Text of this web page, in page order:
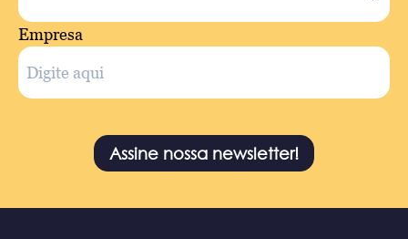
Empresa
Assine nossa newsletter!